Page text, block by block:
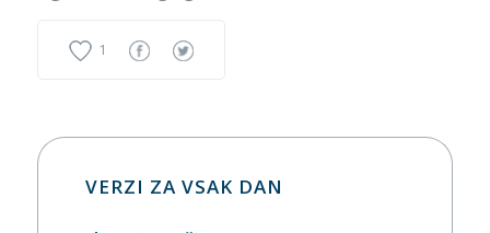
1
VERZI ZA VSAK DAN